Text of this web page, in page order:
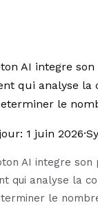
AI integre
qui analyse la
le
: 1 juin 2026·
AI integre
qui analyse la
le